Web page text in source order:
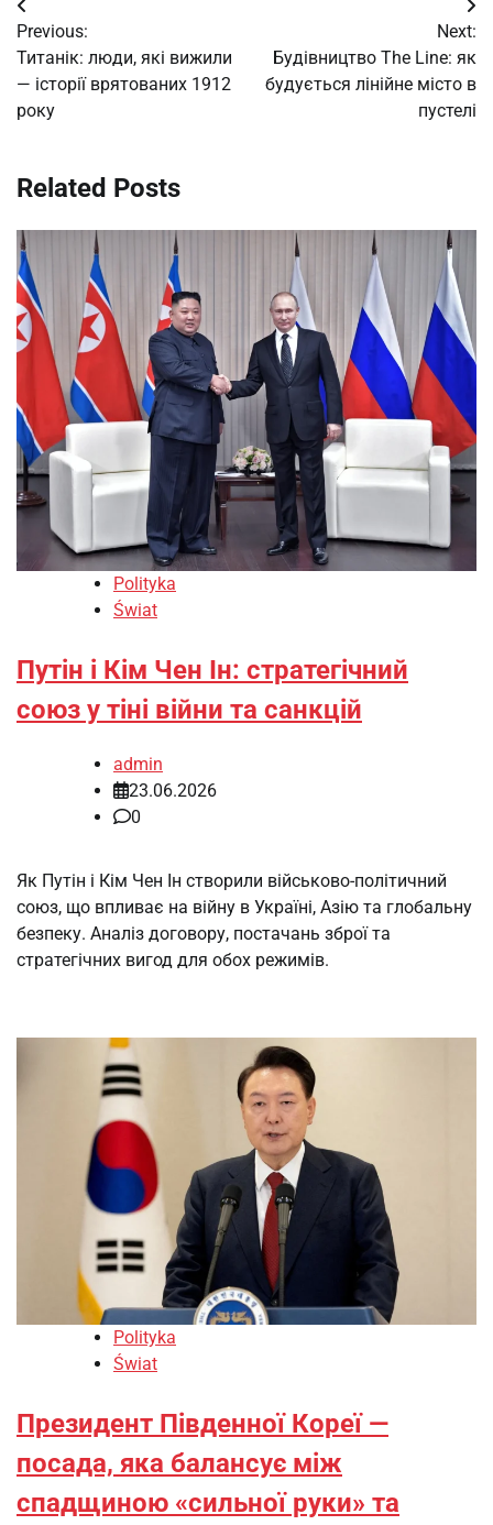
Post
navigation
Previous:
Титанік: люди, які вижили
— історії врятованих 1912
року
Next:
Будівництво The Line: як
будується лінійне місто в
пустелі
Related Posts
Polityka
Świat
Путін і Кім Чен Ін: стратегічний
союз у тіні війни та санкцій
admin
23.06.2026
0
Як Путін і Кім Чен Ін створили військово-політичний
союз, що впливає на війну в Україні, Азію та глобальну
безпеку. Аналіз договору, постачань зброї та
стратегічних вигод для обох режимів.
Polityka
Świat
Президент Південної Кореї —
посада, яка балансує між
спадщиною «сильної руки» та